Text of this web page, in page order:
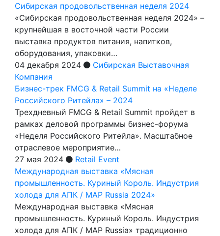
Сибирская продовольственная неделя 2024
«Сибирская продовольственная неделя 2024» –
крупнейшая в восточной части России
выставка продуктов питания, напитков,
оборудования, упаковки…
04 декабря 2024
Сибирская Выставочная
Компания
Бизнес-трек FMCG & Retail Summit на «Неделe
Российского Ритейла» – 2024
Трехдневный FMCG & Retail Summit пройдет в
рамках деловой программы бизнес-форума
«Неделя Российского Ритейла». Масштабное
отраслевое мероприятие…
27 мая 2024
Retail Event
Международная выставка «Мясная
промышленность. Куриный Король. Индустрия
холода для АПК / MAP Russia 2024»
Международная выставка «Мясная
промышленность. Куриный Король. Индустрия
холода для АПК / MAP Russia» традиционно